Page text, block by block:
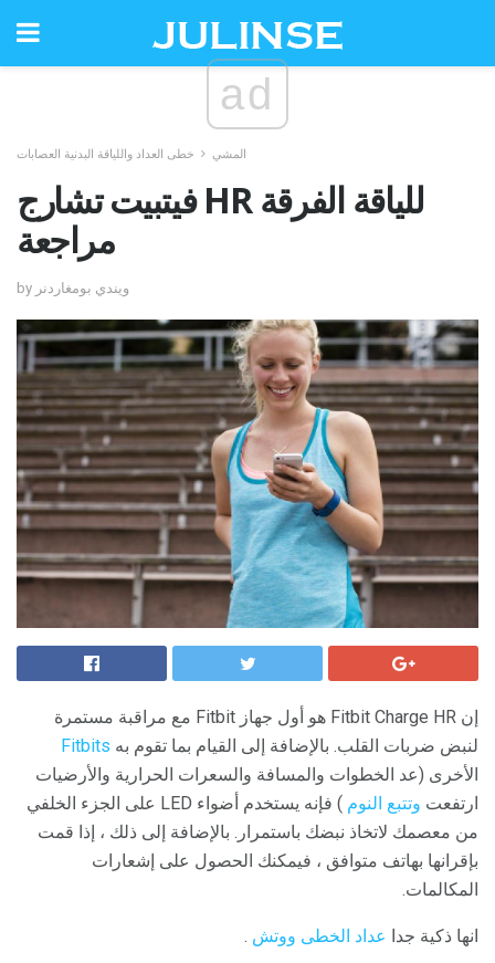
ad
المشي خطى العداد واللياقة البدنية العصابات
فيتبيت تشارج HR للياقة الفرقة
مراجعة
by ويندي بومغاردنر
إن Fitbit Charge HR هو أول جهاز Fitbit مع مراقبة مستمرة
لنبض ضربات القلب. بالإضافة إلى القيام بما تقوم به Fitbits
الأخرى (عد الخطوات والمسافة والسعرات الحرارية والأرضيات
ارتفعت وتتبع النوم
) فإنه يستخدم أضواء LED على الجزء الخلفي
من معصمك لاتخاذ نبضك باستمرار. بالإضافة إلى ذلك ، إذا قمت
بإقرانها بهاتف متوافق ، فيمكنك الحصول على إشعارات
المكالمات.
انها ذكية جدا عداد الخطى ووتش .